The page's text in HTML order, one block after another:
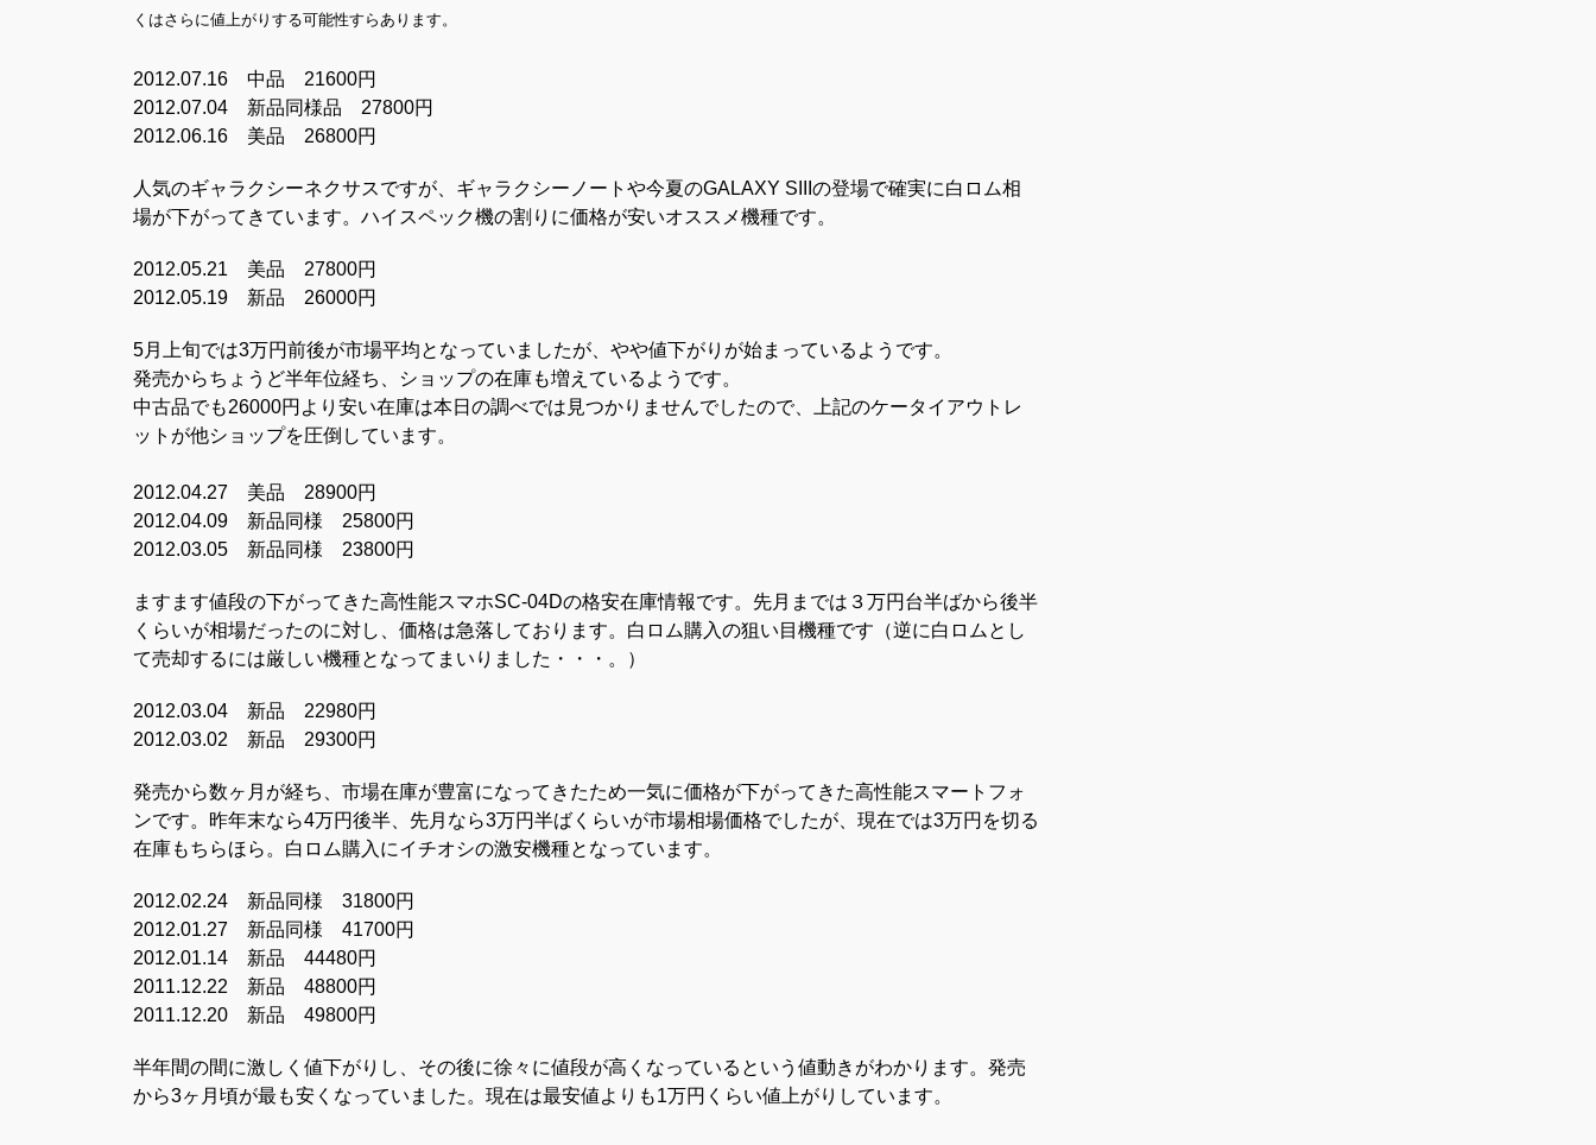
くはさらに値上がりする可能性すらあります。
2012.07.16 中品 21600円
2012.07.04 新品同様品 27800円
2012.06.16 美品 26800円
人気のギャラクシーネクサスですが、ギャラクシーノートや今夏のGALAXY SIIIの登場で確実に白ロム相
場が下がってきています。ハイスペック機の割りに価格が安いオススメ機種です。
2012.05.21 美品 27800円
2012.05.19 新品 26000円
5月上旬では3万円前後が市場平均となっていましたが、やや値下がりが始まっているようです。
発売からちょうど半年位経ち、ショップの在庫も増えているようです。
中古品でも26000円より安い在庫は本日の調べでは見つかりませんでしたので、上記のケータイアウトレ
ットが他ショップを圧倒しています。
2012.04.27 美品 28900円
2012.04.09 新品同様 25800円
2012.03.05 新品同様 23800円
ますます値段の下がってきた高性能スマホSC-04Dの格安在庫情報です。先月までは３万円台半ばから後半
くらいが相場だったのに対し、価格は急落しております。白ロム購入の狙い目機種です（逆に白ロムとし
て売却するには厳しい機種となってまいりました・・・。）
2012.03.04 新品 22980円
2012.03.02 新品 29300円
発売から数ヶ月が経ち、市場在庫が豊富になってきたため一気に価格が下がってきた高性能スマートフォ
ンです。昨年末なら4万円後半、先月なら3万円半ばくらいが市場相場価格でしたが、現在では3万円を切る
在庫もちらほら。白ロム購入にイチオシの激安機種となっています。
2012.02.24 新品同様 31800円
2012.01.27 新品同様 41700円
2012.01.14 新品 44480円
2011.12.22 新品 48800円
2011.12.20 新品 49800円
半年間の間に激しく値下がりし、その後に徐々に値段が高くなっているという値動きがわかります。発売
から3ヶ月頃が最も安くなっていました。現在は最安値よりも1万円くらい値上がりしています。